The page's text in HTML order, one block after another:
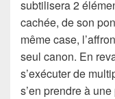
subtilisera 2
cachée, de son
même case,
seul canon. En
s’exécuter de
s’en prendre à